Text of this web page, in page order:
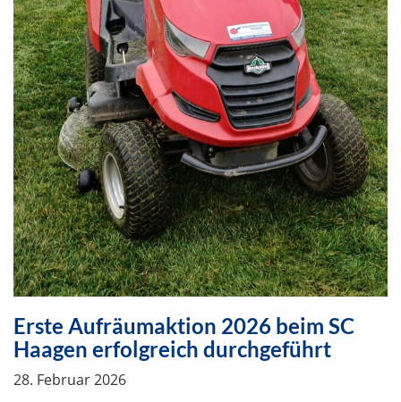
Erste Aufräumaktion 2026 beim SC
Haagen erfolgreich durchgeführt
28. Februar 2026